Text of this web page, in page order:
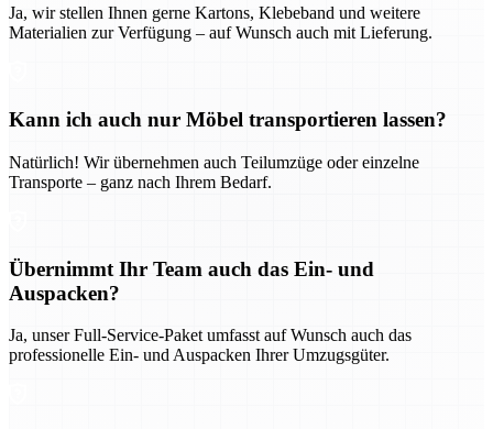
Ja, wir stellen Ihnen gerne Kartons, Klebeband und weitere
Materialien zur Verfügung – auf Wunsch auch mit Lieferung.
Kann ich auch nur Möbel transportieren lassen?
Natürlich! Wir übernehmen auch Teilumzüge oder einzelne
Transporte – ganz nach Ihrem Bedarf.
Übernimmt Ihr Team auch das Ein- und
Auspacken?
Ja, unser Full-Service-Paket umfasst auf Wunsch auch das
professionelle Ein- und Auspacken Ihrer Umzugsgüter.